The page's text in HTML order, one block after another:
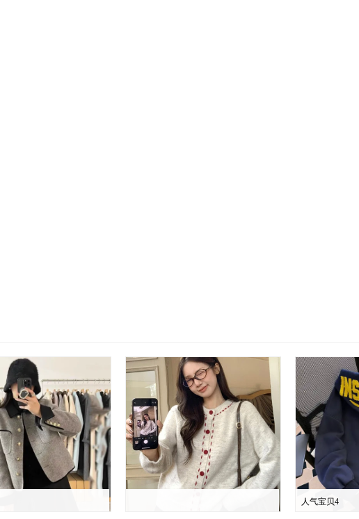
人气宝贝4